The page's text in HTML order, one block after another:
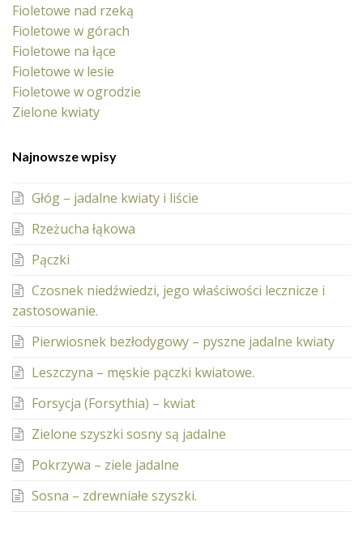
Fioletowe nad rzeką
Fioletowe w górach
Fioletowe na łące
Fioletowe w lesie
Fioletowe w ogrodzie
Zielone kwiaty
Najnowsze wpisy
Głóg – jadalne kwiaty i liście
Rzeżucha łąkowa
Pączki
Czosnek niedźwiedzi, jego właściwości lecznicze i
zastosowanie.
Pierwiosnek bezłodygowy – pyszne jadalne kwiaty
Leszczyna – męskie pączki kwiatowe.
Forsycja (Forsythia) – kwiat
Zielone szyszki sosny są jadalne
Pokrzywa – ziele jadalne
Sosna – zdrewniałe szyszki.